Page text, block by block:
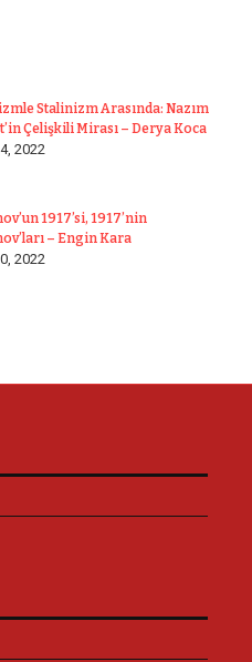
Stalinizm Arasında: Nazım
Çelişkili Mirası – Derya Koca
2022
1917’si, 1917’nin
– Engin Kara
2022